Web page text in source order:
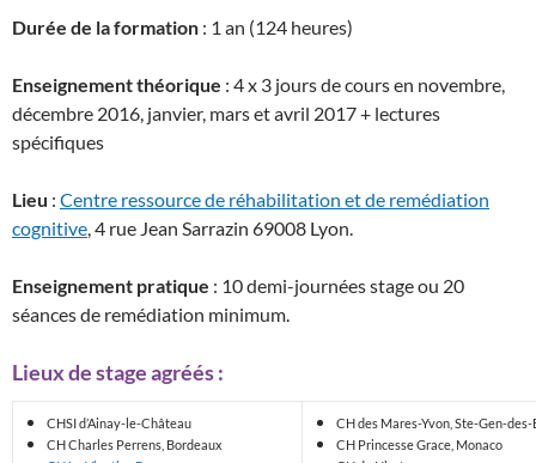
Durée de la formation : 1 an (124 heures)
Enseignement théorique : 4 x 3 jours de cours en novembre,
décembre 2016, janvier, mars et avril 2017 + lectures
spécifiques
Lieu : Centre ressource de réhabilitation et de remédiation
cognitive , 4 rue Jean Sarrazin 69008 Lyon.
Enseignement pratique : 10 demi-journées stage ou 20
séances de remédiation minimum.
Lieux de stage agréés :
CHSI d’Ainay-le-Château
CH Charles Perrens, Bordeaux
CH des Mares-Yvon, Ste-Gen-des-
CH Princesse Grace, Monaco